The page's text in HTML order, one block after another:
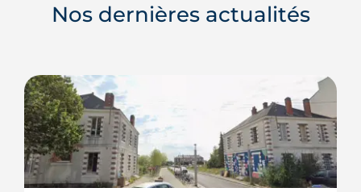
Nos dernières actualités